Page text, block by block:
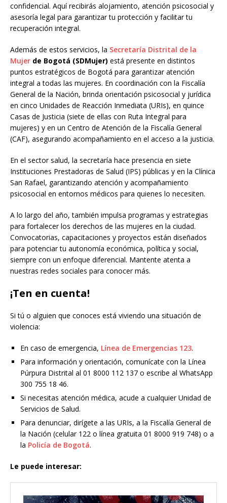
confidencial. Aquí recibirás alojamiento, atención psicosocial y
asesoría legal para garantizar tu protección y facilitar tu
recuperación integral.
Además de estos servicios, la Secretaría Distrital de la
Mujer de Bogotá (SDMujer) está presente en distintos
puntos estratégicos de Bogotá para garantizar atención
integral a todas las mujeres. En coordinación con la Fiscalía
General de la Nación, brinda orientación psicosocial y jurídica
en cinco Unidades de Reacción Inmediata (URIs), en quince
Casas de Justicia (siete de ellas con Ruta Integral para
mujeres) y en un Centro de Atención de la Fiscalía General
(CAF), asegurando acompañamiento en el acceso a la justicia.
En el sector salud, la secretaría hace presencia en siete
Instituciones Prestadoras de Salud (IPS) públicas y en la Clínica
San Rafael, garantizando atención y acompañamiento
psicosocial en entornos médicos para quienes lo necesiten.
A lo largo del año, también impulsa programas y estrategias
para fortalecer los derechos de las mujeres en la ciudad.
Convocatorias, capacitaciones y proyectos están diseñados
para potenciar tu autonomía económica, política y social,
siempre con un enfoque diferencial. Mantente atenta a
nuestras redes sociales para conocer más.
¡Ten en cuenta!
Si tú o alguien que conoces está viviendo una situación de
violencia:
En caso de emergencia, Línea de Emergencias 123.
Para información y orientación, comunícate con la Línea
Púrpura Distrital al 01 8000 112 137 o escribe al WhatsApp
300 755 18 46.
Si necesitas atención médica, acude a cualquier Unidad de
Servicios de Salud.
Para denunciar, dirígete a las URIs, a la Fiscalía General de
la Nación (celular 122 o línea gratuita 01 8000 919 748) o a
la Policía de Bogotá.
Le puede interesar: